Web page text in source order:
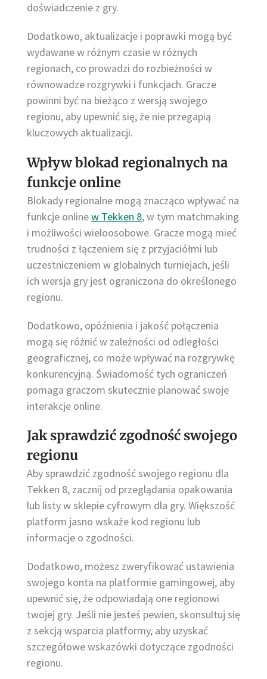
doświadczenie z gry.
Dodatkowo, aktualizacje i poprawki mogą być
wydawane w różnym czasie w różnych
regionach, co prowadzi do rozbieżności w
równowadze rozgrywki i funkcjach. Gracze
powinni być na bieżąco z wersją swojego
regionu, aby upewnić się, że nie przegapią
kluczowych aktualizacji.
Wpływ blokad regionalnych na
funkcje online
Blokady regionalne mogą znacząco wpływać na
funkcje onlinew Tekken 8, w tym matchmaking
i możliwości wieloosobowe. Gracze mogą mieć
trudności z łączeniem się z przyjaciółmi lub
uczestniczeniem w globalnych turniejach, jeśli
ich wersja gry jest ograniczona do określonego
regionu.
Dodatkowo, opóźnienia i jakość połączenia
mogą się różnić w zależności od odległości
geograficznej, co może wpływać na rozgrywkę
konkurencyjną. Świadomość tych ograniczeń
pomaga graczom skutecznie planować swoje
interakcje online.
Jak sprawdzić zgodność swojego
regionu
Aby sprawdzić zgodność swojego regionu dla
Tekken 8, zacznij od przeglądania opakowania
lub listy w sklepie cyfrowym dla gry. Większość
platform jasno wskaże kod regionu lub
informacje o zgodności.
Dodatkowo, możesz zweryfikować ustawienia
swojego konta na platformie gamingowej, aby
upewnić się, że odpowiadają one regionowi
twojej gry. Jeśli nie jesteś pewien, skonsultuj się
z sekcją wsparcia platformy, aby uzyskać
szczegółowe wskazówki dotyczące zgodności
regionu.